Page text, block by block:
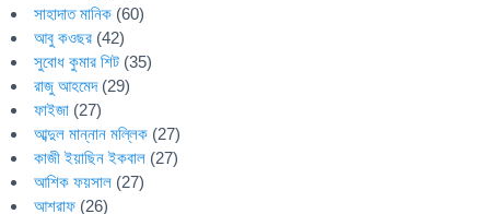
সাহাদাত মানিক (60)
আবু কওছর (42)
সুবোধ কুমার শিট (35)
রাজু আহমেদ(29)
ফাইজা (27)
আব্দুল মান্নান মল্লিক (27)
কাজী ইয়াছিন ইকবাল (27)
আশিক ফয়সাল (27)
আশরাফ (26)